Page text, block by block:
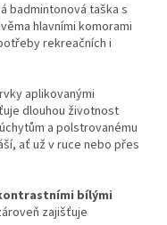
badmintonová taška s
hlavními komorami
rekreačních i
aplikovanými
dlouhou životnost
a polstrovanému
ať už v ruce nebo přes
bílými
zajišťuje